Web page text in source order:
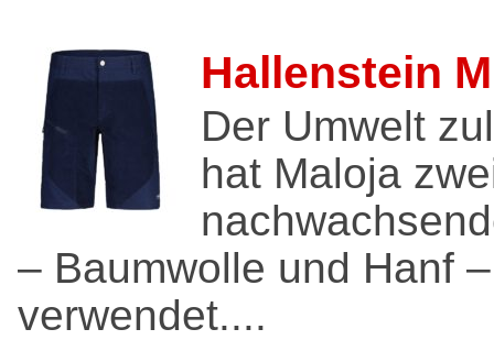
Hallenstein
Der Umwelt
hat Maloja
– Baumwolle und Hanf –
verwendet....